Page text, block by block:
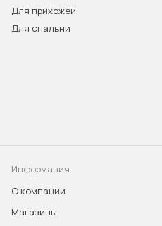
Для прихожей
Для спальни
Информация
О компании
Магазины